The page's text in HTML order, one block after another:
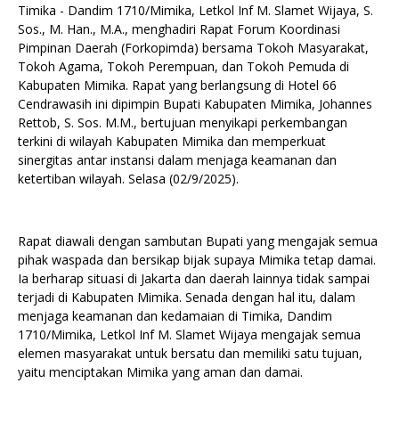
Timika - Dandim 1710/Mimika, Letkol Inf M. Slamet Wijaya, S.
Sos., M. Han., M.A., menghadiri Rapat Forum Koordinasi
Pimpinan Daerah (Forkopimda) bersama Tokoh Masyarakat,
Tokoh Agama, Tokoh Perempuan, dan Tokoh Pemuda di
Kabupaten Mimika. Rapat yang berlangsung di Hotel 66
Cendrawasih ini dipimpin Bupati Kabupaten Mimika, Johannes
Rettob, S. Sos. M.M., bertujuan menyikapi perkembangan
terkini di wilayah Kabupaten Mimika dan memperkuat
sinergitas antar instansi dalam menjaga keamanan dan
ketertiban wilayah. Selasa (02/9/2025).
Rapat diawali dengan sambutan Bupati yang mengajak semua
pihak waspada dan bersikap bijak supaya Mimika tetap damai.
Ia berharap situasi di Jakarta dan daerah lainnya tidak sampai
terjadi di Kabupaten Mimika. Senada dengan hal itu, dalam
menjaga keamanan dan kedamaian di Timika, Dandim
1710/Mimika, Letkol Inf M. Slamet Wijaya mengajak semua
elemen masyarakat untuk bersatu dan memiliki satu tujuan,
yaitu menciptakan Mimika yang aman dan damai.